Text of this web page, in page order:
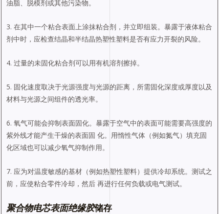
油脂、脱模剂或其他污染物。
3. 在其中一个粘合表面上涂抹粘合剂，并立即组装。暴露于液体粘合
剂中时，应检查结晶和半结晶热塑性塑料是否有应力开裂的风险。
4. 过量的未固化粘合剂可以用有机溶剂擦掉。
5. 固化速度取决于光源强度与光源的距离，所需固化深度或厚度以及
材料与光源之间组件的透光率。
6. 氧气可能会抑制表面固化。暴露于空气中的表面可能需要高强度的
紫外线才能产生干燥的表面固 化。用惰性气体（例如氮气）填充固
化区域也可以减少氧气抑制作用。
7. 应为对温度敏感的基材（例如热塑性塑料）提供冷却系统。测试之
前，应使粘合零件冷却，然后 再进行任何负载或电气测试。
聚合物电芯表面绝缘胶储存